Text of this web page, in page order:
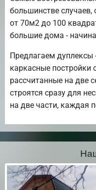
большинстве
от 70м2 до 100
большие дома -
Предлагаем
каркасные постройки
рассчитанные на две
строятся сразу для
на две части, каждая